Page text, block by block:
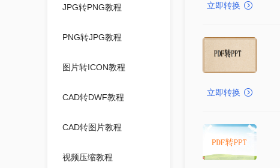
JPG转PNG教程
PNG转JPG教程
图片转ICON教程
CAD转DWF教程
CAD转图片教程
视频压缩教程
立即转换
立即转换